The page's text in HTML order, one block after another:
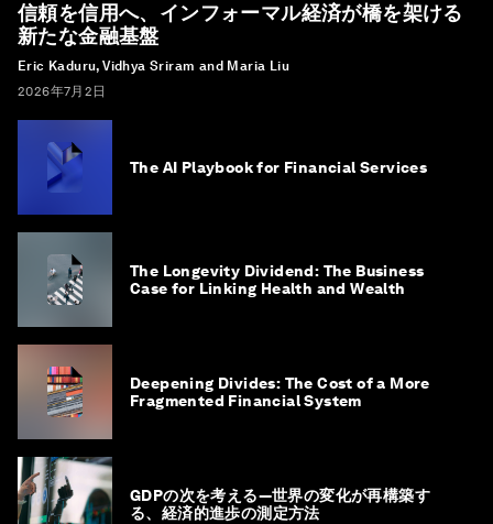
信頼を信用へ、インフォーマル経済が橋を架ける
新たな金融基盤
Eric Kaduru, Vidhya Sriram and Maria Liu
2026年7月2日
The AI Playbook for Financial Services
The Longevity Dividend: The Business
Case for Linking Health and Wealth
Deepening Divides: The Cost of a More
Fragmented Financial System
GDPの次を考える―世界の変化が再構築す
る、経済的進歩の測定方法